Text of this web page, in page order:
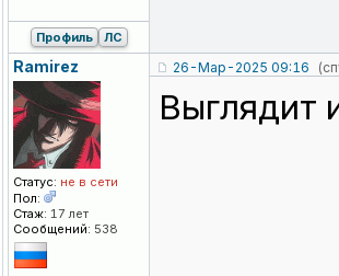
Профиль ЛС
Ramirez
Статус: не в сети
Пол:
Стаж: 17 лет
Сообщений: 538
26-Мар-2025 09:16
Выглядит